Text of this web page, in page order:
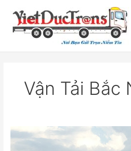
Vận Tải Bắc
Chành